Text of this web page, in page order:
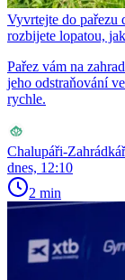
Vyvrtejte do pařezu
rozbijete lopatou,
Pařez vám na
jeho odstraňování
rychle.
Chalupáři-
dnes, 12:10
2 min